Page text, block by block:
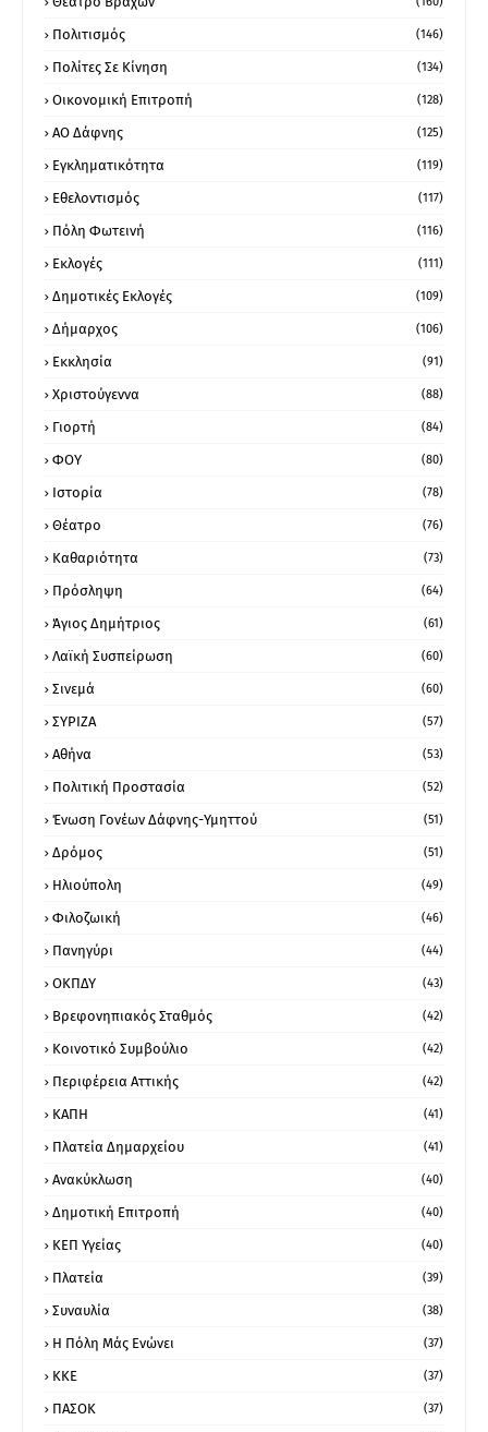
Πολιτισμός (146)
Πολίτες Σε Κίνηση (134)
Οικονομική Επιτροπή (128)
ΑΟ Δάφνης (125)
Εγκληματικότητα (119)
Εθελοντισμός (117)
Πόλη Φωτεινή (116)
Εκλογές (111)
Δημοτικές Εκλογές (109)
Δήμαρχος (106)
Εκκλησία (91)
Χριστούγεννα (88)
Γιορτή (84)
ΦΟΥ (80)
Ιστορία (78)
Θέατρο (76)
Καθαριότητα (73)
Πρόσληψη (64)
Άγιος Δημήτριος (61)
Λαϊκή Συσπείρωση (60)
Σινεμά (60)
ΣΥΡΙΖΑ (57)
Αθήνα (53)
Πολιτική Προστασία (52)
Ένωση Γονέων Δάφνης-Υμηττού (51)
Δρόμος (51)
Ηλιούπολη (49)
Φιλοζωική (46)
Πανηγύρι (44)
ΟΚΠΔΥ (43)
Βρεφονηπιακός Σταθμός (42)
Κοινοτικό Συμβούλιο (42)
Περιφέρεια Αττικής (42)
ΚΑΠΗ (41)
Πλατεία Δημαρχείου (41)
Ανακύκλωση (40)
Δημοτική Επιτροπή (40)
ΚΕΠ Υγείας (40)
Πλατεία (39)
Συναυλία (38)
Η Πόλη Μάς Ενώνει (37)
ΚΚΕ (37)
ΠΑΣΟΚ (37)